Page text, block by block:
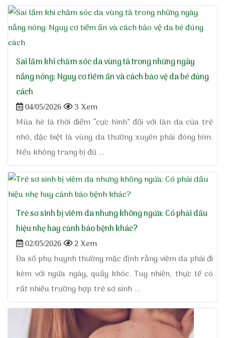
Sai lầm khi chăm sóc da vùng tã trong những ngày
nắng nóng: Nguy cơ tiềm ẩn và cách bảo vệ da bé đúng
cách
04/05/2026
3 Xem
Mùa hè là thời điểm “cực hình” đối với làn da của trẻ
nhỏ, đặc biệt là vùng da thường xuyên phải đóng bỉm.
Nếu không trang bị đủ ...
Trẻ sơ sinh bị viêm da nhưng không ngứa: Có phải dấu
hiệu nhẹ hay cảnh báo bệnh khác?
02/05/2026
2 Xem
Đa số phụ huynh thường mặc định rằng viêm da phải đi
kèm với ngứa ngáy, quấy khóc. Tuy nhiên, thực tế có
rất nhiều trường hợp trẻ sơ sinh ...